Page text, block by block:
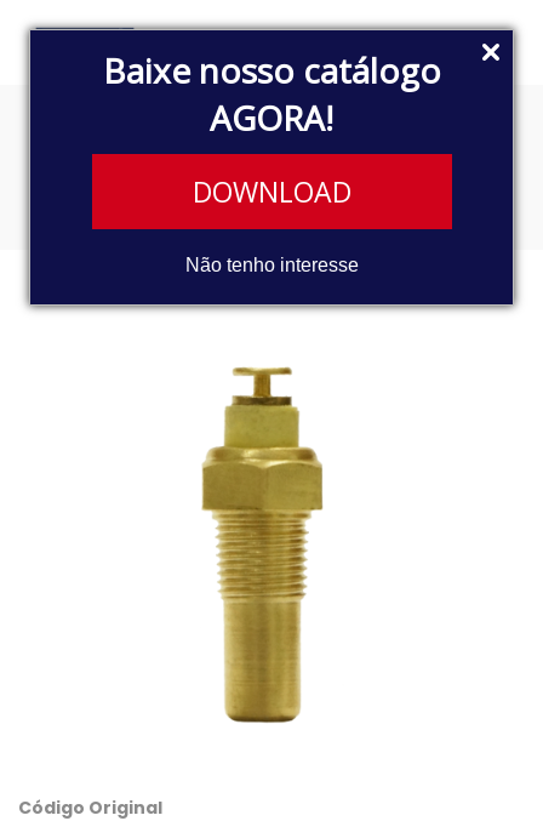
Baixe nosso catálogo
AGORA!
DOWNLOAD
Não tenho interesse
SENSOR TÉRMICO
Código Original